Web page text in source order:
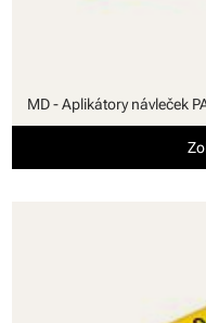
MD - Aplikátory návleček